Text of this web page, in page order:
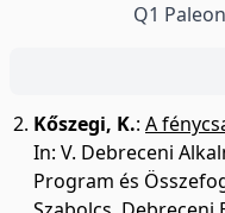
Q1
Kőszegi, K.: A
In: V. Debreceni
Program és